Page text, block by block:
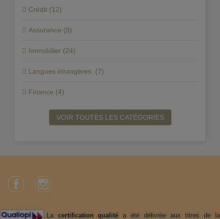
Crédit (12)
Assurance (9)
Immobilier (24)
Langues étrangères (7)
Finance (4)
VOIR TOUTES LES CATÉGORIES
FacebookInstagram
La certification qualité a été délivrée aux titres de la